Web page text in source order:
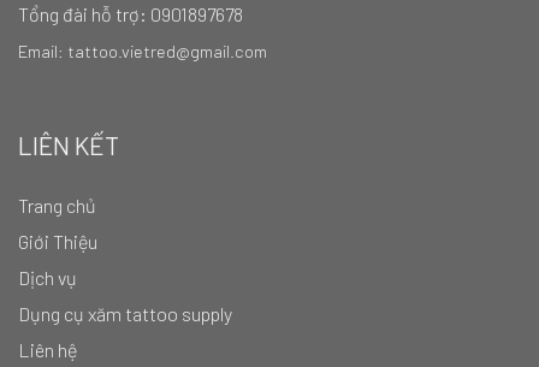
Tổng đài hỗ trợ: 0901897678
Email: tattoo.vietred@gmail.com
LIÊN KẾT
Trang chủ
Giới Thiệu
Dịch vụ
Dụng cụ xăm tattoo supply
Liên hệ